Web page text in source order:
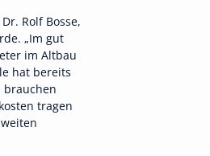
Rolf Bosse,
„Im gut
im Altbau
hat bereits
brauchen
tragen